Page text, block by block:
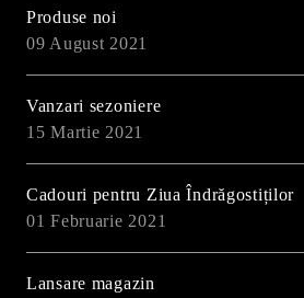
Produse noi
09 August 2021
Vanzari sezoniere
15 Martie 2021
Cadouri pentru Ziua Îndrăgostiților
01 Februarie 2021
Lansare magazin